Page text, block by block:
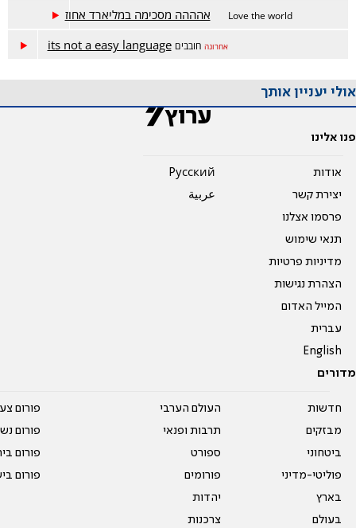
אהההה מסכימה במליארד אחוז Love the world
its not a easy language חובבים אחרונה
אולי יעניין אותך
פנו אלינו
אודות
יצירת קשר
פרסמו אצלנו
תנאי שימוש
מדיניות פרטיות
הצהרת נגישות
המייל האדום
עברית
English
Pусский
عربية
מדורים
חדשות
מבזקים
ביטחוני
פוליטי-מדיני
בארץ
בעולם
העולם הערבי
תרבות ופנאי
ספורט
פורומים
יהדות
צרכנות
פורום
פורום
פורום
פורום